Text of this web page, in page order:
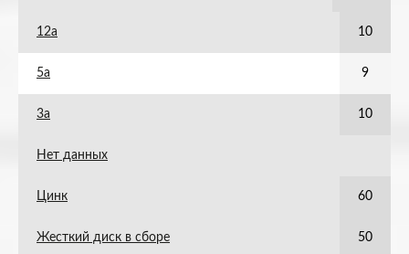
12а 10
5а 9
3а 10
Нет данных
Цинк 60
Жесткий диск в сборе 50